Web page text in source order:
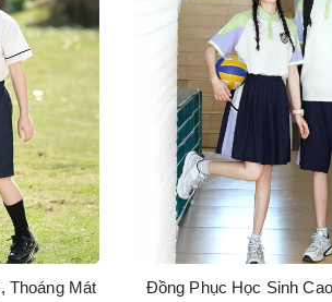
Thoáng Mát
Đồng Phục Học Sinh